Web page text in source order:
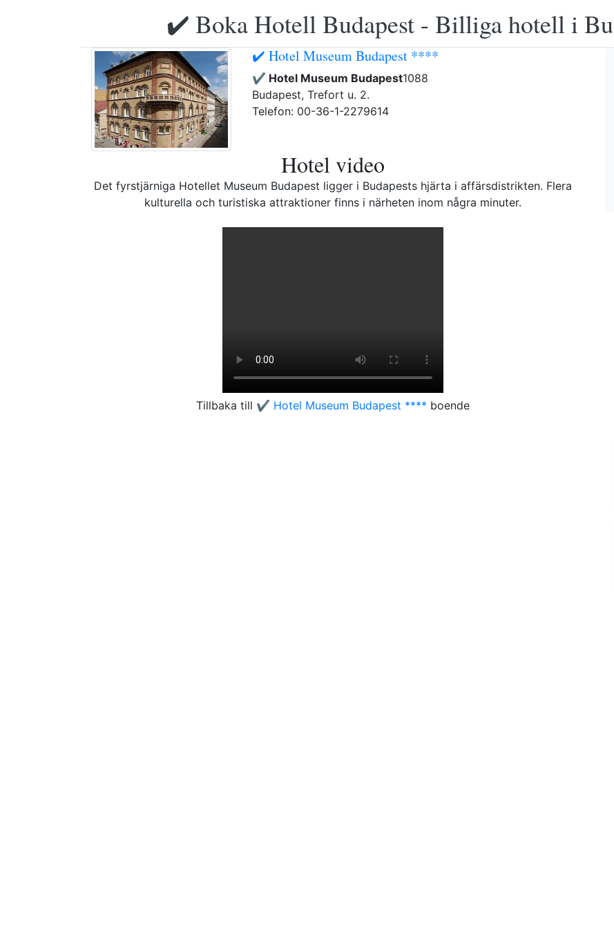
✔️ Boka Hotell Budapest - Billiga hotell i
✔️ Hotel Museum Budapest ****
✔️ Hotel Museum Budapest1088
Budapest, Trefort u. 2.
Telefon: 00-36-1-2279614
Hotel video
Det fyrstjärniga Hotellet Museum Budapest ligger i Budapests hjärta i affärsdistrikten. Flera
kulturella och turistiska attraktioner finns i närheten inom några minuter.
Tillbaka till ✔️ Hotel Museum Budapest **** boende